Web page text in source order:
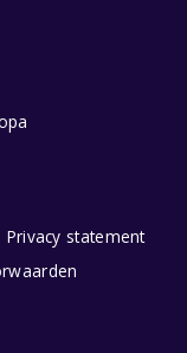
Privacy statement